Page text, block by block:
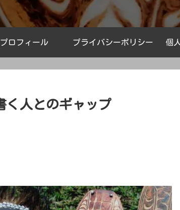
プロフィール プライバシーポリシー 個
く人とのギャップ